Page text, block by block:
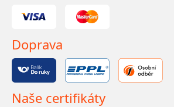
Doprava
Naše certifikáty